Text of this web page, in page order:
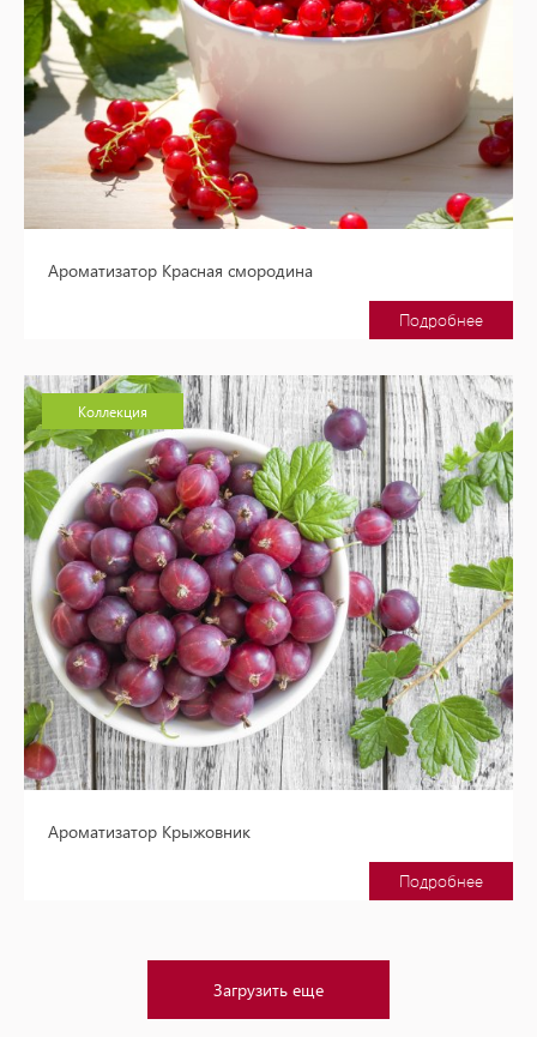
Ароматизатор Красная смородина
Подробнее
Коллекция
Ароматизатор Крыжовник
Подробнее
Загрузить еще